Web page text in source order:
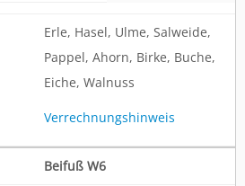
Erle, Hasel, Ulme, Salweide,
Pappel, Ahorn, Birke, Buche,
Eiche, Walnuss
Verrechnungshinweis
Beifuß W6